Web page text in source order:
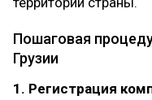
Пошаговая
Грузии
1. Регистрация